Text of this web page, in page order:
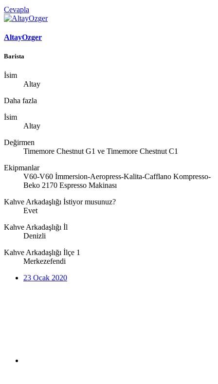
Cevapla
AltayOzger
Barista
İsim
Altay
Daha fazla
İsim
Altay
Değirmen
Timemore Chestnut G1 ve Timemore Chestnut C1
Ekipmanlar
V60-V60 İmmersion-Aeropress-Kalita-Cafflano Kompresso-
Beko 2170 Espresso Makinası
Kahve Arkadaşlığı İstiyor musunuz?
Evet
Kahve Arkadaşlığı İl
Denizli
Kahve Arkadaşlığı İlçe 1
Merkezefendi
23 Ocak 2020